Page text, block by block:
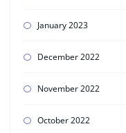
January 2023
December 2022
November 2022
October 2022